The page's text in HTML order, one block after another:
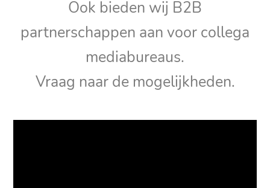
Ook bieden wij B2B
partnerschappen aan voor collega
mediabureaus.
Vraag naar de mogelijkheden.